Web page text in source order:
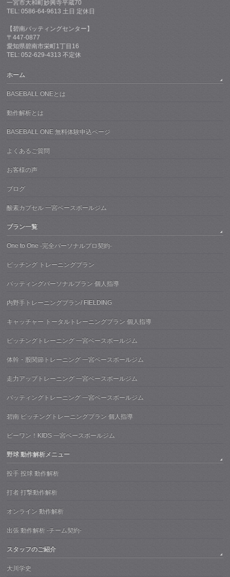
一宮市大和町妙興寺平蔵70
TEL: 0586-64-9613 土日 定休日
【碧南バッティングセンター】
〒447-0877
愛知県碧南市栄町1丁目16
TEL: 052-629-4313 不定休
ホーム
BASEBALL ONEとは
動作解析とは
BASEBALL ONE 無料体験申込ページ
よくあるご質問
お客様の声
ブログ
酸素カプセル 一宮ベースボールジム
プラン一覧
One to One -完全パーソナルプロ契約-
ピッチング トレーニングプラン
バッティングパーソナルプラン 個人指導
内野手トレーニングプラン/ FIELDING
キャッチャー トータルトレーニングプラン 個人指導
ピッチングトレーニング 一宮ベースボールジム
体幹・股関節トレーニング 一宮ベースボールジム
走力アップトレーニング 一宮ベースボールジム
バッティングトレーニング 一宮ベースボールジム
碧南 ピッチングトレーニングプラン 個人指導
ビーワン！KIDS 一宮ベースボールジム
野球 動作解析メニュー
投手 投球 動作解析
打者 打撃動作解析
オンライン 動作解析
出張 動作解析 -チーム契約-
スタッフのご紹介
大川学史